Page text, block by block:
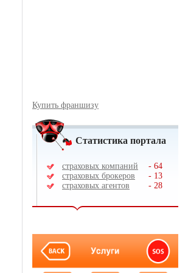
Купить франшизу
Статистика портала
страховых компаний - 64
страховых брокеров
- 13
страховых агентов
- 28